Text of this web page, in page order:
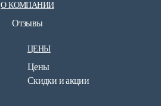
О КОМПАНИИ
Отзывы
ЦЕНЫ
Цены
Скидки и акции